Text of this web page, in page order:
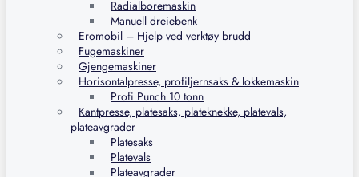
Radialboremaskin
Manuell dreiebenk
Eromobil – Hjelp ved verktøy brudd
Fugemaskiner
Gjengemaskiner
Horisontalpresse, profiljernsaks & lokkemaskin
Profi Punch 10 tonn
Kantpresse, platesaks, plateknekke, platevals,
plateavgrader
Platesaks
Platevals
Plateavgrader